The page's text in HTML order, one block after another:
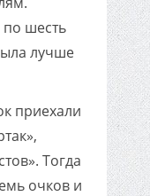
по шесть
лучше
приехали
Тогда
очков и